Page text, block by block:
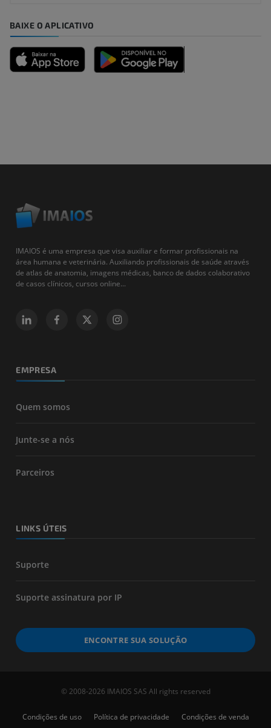
BAIXE O APLICATIVO
IMAIOS é uma empresa que visa auxiliar e formar profissionais na
área humana e veterinária. Auxiliando profissionais de saúde através
de atlas de anatomia, imagens médicas, banco de dados colaborativo
de casos clínicos, cursos online...
EMPRESA
Quem somos
Junte-se a nós
Parceiros
LINKS ÚTEIS
Suporte
Suporte assinatura por IP
ENCONTRE SUA SOLUÇÃO
© 2008-2026 IMAIOS SAS All rights reserved
Condições de uso Política de privacidade Condições de venda